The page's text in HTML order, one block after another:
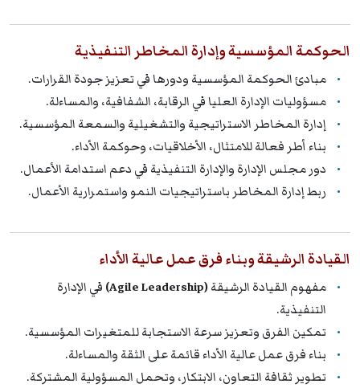
الحوكمة المؤسسية وإدارة المخاطر التنفيذية
مبادئ الحوكمة المؤسسية ودورها في تعزيز جودة القرارات.
مسؤوليات الإدارة العليا في الرقابة، الشفافية، والمساءلة.
إدارة المخاطر الاستراتيجية والتشغيلية والسمعة المؤسسية.
بناء أطر فعالة للامتثال، الأخلاقيات، وحوكمة الأداء.
دور مجلس الإدارة والإدارة التنفيذية في دعم استدامة الأعمال.
ربط إدارة المخاطر باستراتيجيات النمو واستمرارية الأعمال.
القيادة الرشيقة وبناء فرق عمل عالية الأداء
مفهوم القيادة الرشيقة(Agile Leadership)
في الإدارة
التنفيذية.
تمكين الفرق وتعزيز سرعة الاستجابة للمتغيرات المؤسسية.
بناء فرق عمل عالية الأداء قائمة على الثقة والمساءلة.
تطوير ثقافة التعاون، الابتكار، وتحمل المسؤولية المشتركة.